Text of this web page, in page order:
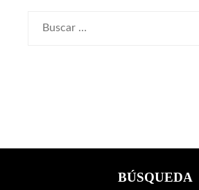
BÚSQUEDA